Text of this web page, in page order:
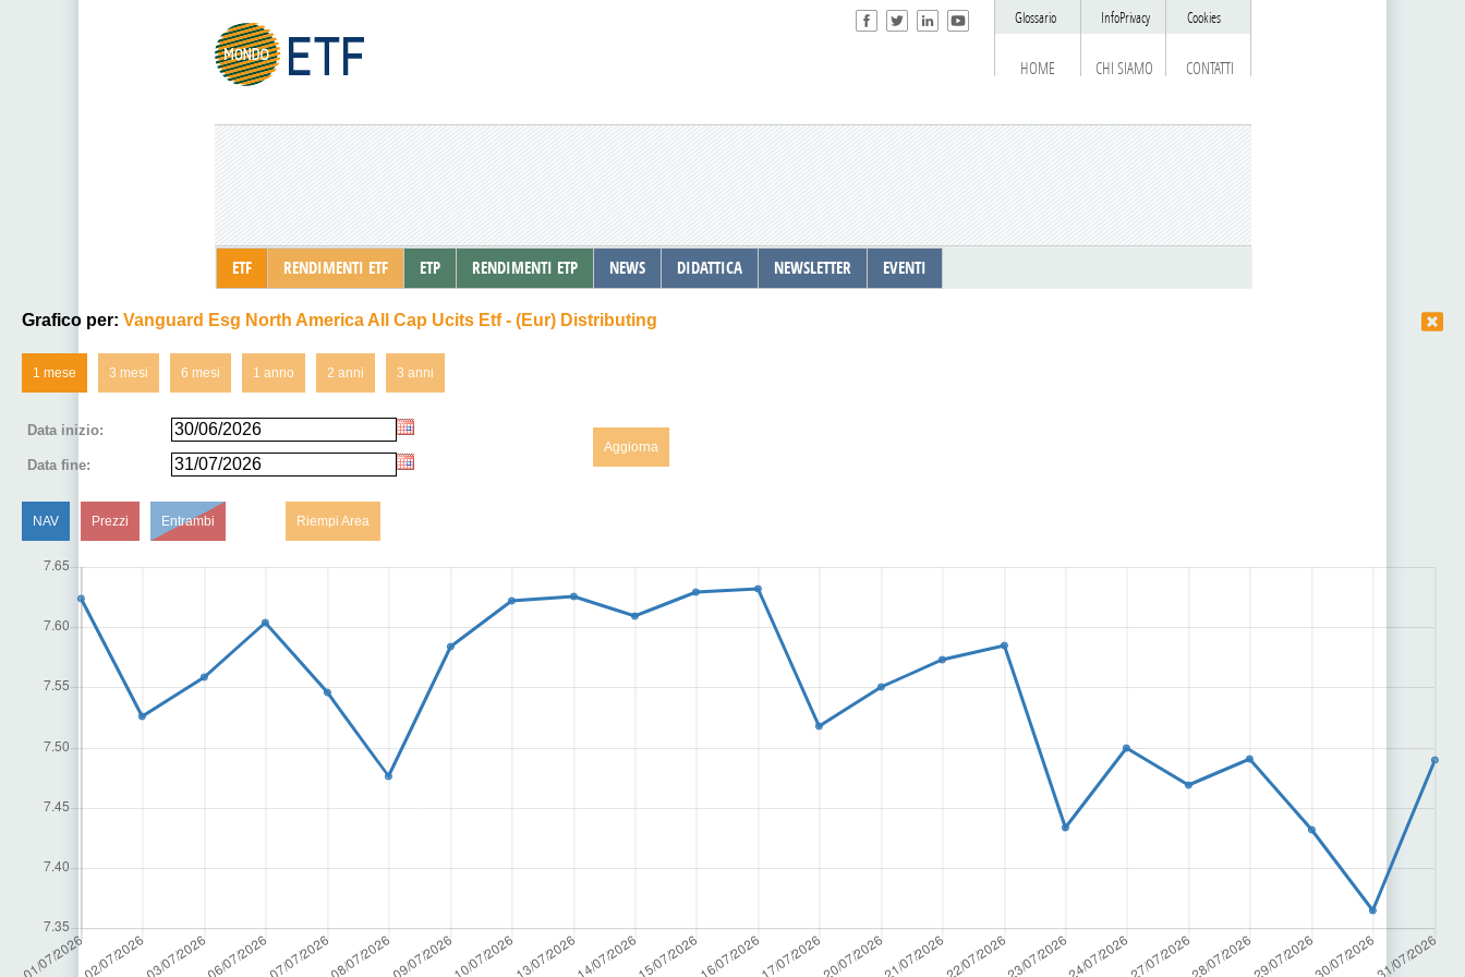
HOME CHI SIAMO CONTATTI
Glossario InfoPrivacy Cookies
ETF RENDIMENTI ETF ETP RENDIMENTI ETP NEWS DIDATTICA NEWSLETTER EVENTI
Grafico per: Vanguard Esg North America All Cap Ucits Etf - (Eur) Distributing
1 mese 3 mesi 6 mesi 1 anno 2 anni 3 anni
Data inizio:
Aggiorna
Data fine:
NAV Prezzi Entrambi Riempi Area